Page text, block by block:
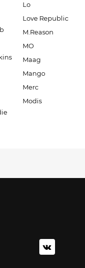
Lo
Love Republic
M.Reason
MO
Maag
Mango
Merc
Modis